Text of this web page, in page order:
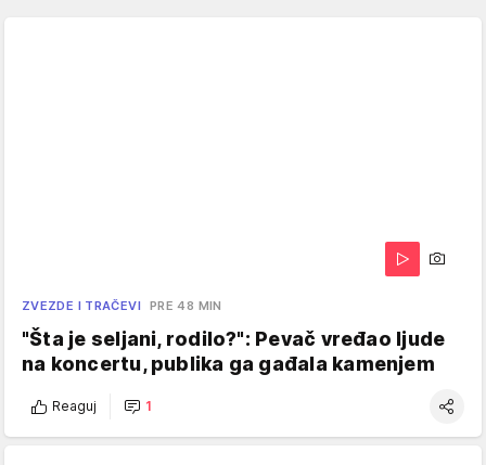
ZVEZDE I TRAČEVI PRE 48 MIN
"Šta je seljani, rodilo?": Pevač vređao ljude
na koncertu, publika ga gađala kamenjem
Reaguj 1